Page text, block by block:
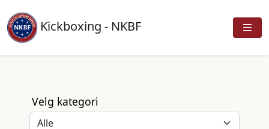
Kickboxing - NKBF
Velg kategori